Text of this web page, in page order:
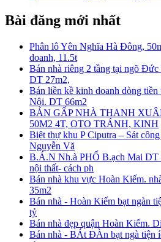
Bài đăng mới nhất
Phân lô Yên Nghĩa Hà Đông,
doanh, 11.5t
Bán nhà riêng 2 tầng tại ngõ
DT 27m2,
Bán liền kề kinh doanh dòng
Nội. DT 66m2
BÁN GẤP NHÀ THANH
50M2 4T, OTO TRÁNH, KINH
Biệt thự khu P Ciputra – Sát
Nguyễn Vă
B.Á.N Nh.à PHỐ B.ạch Mai DT
nội thất- cách ph
Bán nhà khu vực Hoàn Kiếm.
35m2
Bán nhà - Hoàn Kiếm bạt ngàn
tỷ
Bán nhà đẹp quận Hoàn Kiếm.
Bán nhà - BÁt ĐÀn bạt ngà tiện